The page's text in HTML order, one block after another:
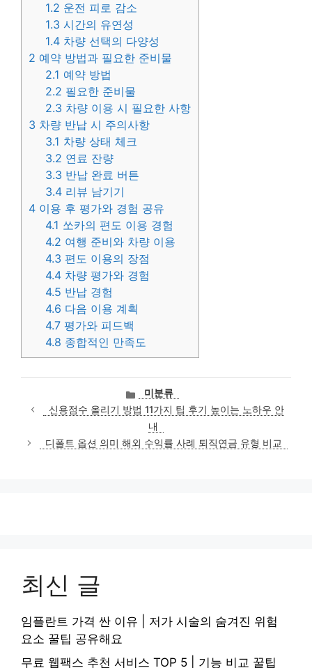
1.2 운전 피로 감소
1.3 시간의 유연성
1.4 차량 선택의 다양성
2 예약 방법과 필요한 준비물
2.1 예약 방법
2.2 필요한 준비물
2.3 차량 이용 시 필요한 사항
3 차량 반납 시 주의사항
3.1 차량 상태 체크
3.2 연료 잔량
3.3 반납 완료 버튼
3.4 리뷰 남기기
4 이용 후 평가와 경험 공유
4.1 쏘카의 편도 이용 경험
4.2 여행 준비와 차량 이용
4.3 편도 이용의 장점
4.4 차량 평가와 경험
4.5 반납 경험
4.6 다음 이용 계획
4.7 평가와 피드백
4.8 종합적인 만족도
카
테
고
미분류
신용점수 올리기 방법 11가지 팁 후기 높이는 노하우 안
내
디폴트 옵션 의미 해외 수익률 사례 퇴직연금 유형 비교
최신 글
임플란트 가격 싼 이유 | 저가 시술의 숨겨진 위험
요소 꿀팁 공유해요
무료 웹팩스 추천 서비스 TOP 5 | 기능 비교 꿀팁